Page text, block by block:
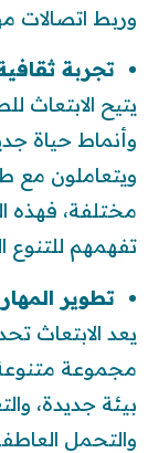
وربط اتصالات
تجربة
يتيح الابتعاث
وأنماط حياة
ويتعاملون مع
مختلفة، فهذه
تفهمهم للتنوع
تطوير
يعد الابتعاث
مجموعة
بيئة جديدة،
والتحمل